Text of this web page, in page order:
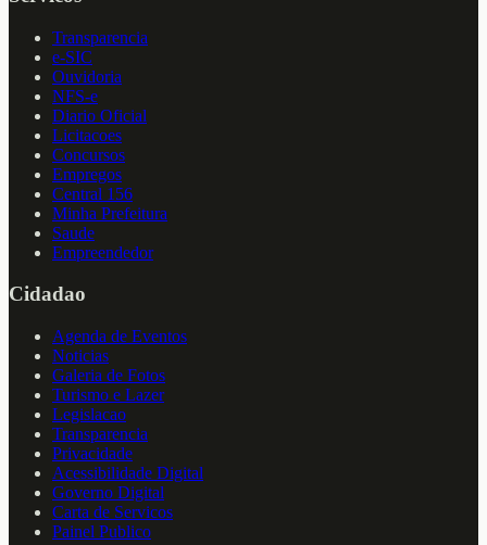
Transparencia
e-SIC
Ouvidoria
NFS-e
Diario Oficial
Licitacoes
Concursos
Empregos
Central 156
Minha Prefeitura
Saude
Empreendedor
Cidadao
Agenda de Eventos
Noticias
Galeria de Fotos
Turismo e Lazer
Legislacao
Transparencia
Privacidade
Acessibilidade Digital
Governo Digital
Carta de Servicos
Painel Publico